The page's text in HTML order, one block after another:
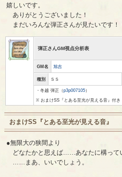
嬉しいです。
ありがとうございました！
まだいろんな弾正さんが見たいです！
弾正さんGM視点分析表
GM名 旭吉
種別 ＳＳ
・冬越 弾正（p3p007105）
※ おまけSS『とある至光が見える音』付き
おまけSS『とある至光が見える音』
●無限大の狭間より
どなたかと思えば……あなたに構って
……まあ、いいでしょう。